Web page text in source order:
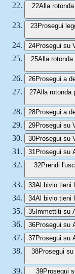
22Alla
23Prosegui
24Prosegui su
25Alla rotonda
26Prosegui a
27Alla rotonda
28Prosegui a
29Prosegui su
30Prosegui su
31 Prosegui su
32Prendi
33Al bivio tieni
34Al bivio tieni
35Immettiti su
36Prosegui su
37Prosegui su
38Prosegui
39Prosegui